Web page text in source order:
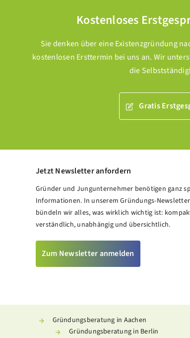
Kostenloses
Sie denken über eine Existenzgründung
kostenlosen Ersttermin bei uns an. Wir
die
Gratis
Jetzt Newsletter anfordern
Gründer und Jungunternehmer benötigen ganz
Informationen. In unserem Gründungs-Newsletter
bündeln wir alles, was wirklich wichtig ist:
verständlich, unabhängig und übersichtlich.
Zum Newsletter anmelden
Gründungsberatung in Aachen
Gründungsberatung in Berlin
100
%
ProvenExpert.com
SEHR GUT
4,93
/